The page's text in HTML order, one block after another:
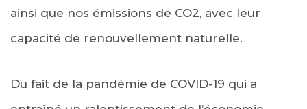
ainsi que nos émissions de CO2, avec leur
capacité de renouvellement naturelle.
Du fait de la pandémie de COVID-19 qui a